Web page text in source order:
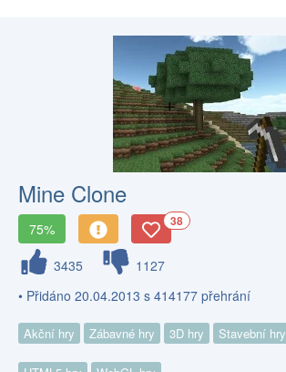
Mine Clone
75% 38
3435
1127
• Přidáno 20.04.2013 s 414177 přehrání
Akční hry Zábavné hry 3D hry Stavební hry